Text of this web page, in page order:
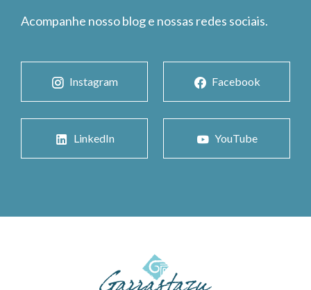
Acompanhe nosso blog e nossas redes sociais.
Instagram Facebook
LinkedIn YouTube